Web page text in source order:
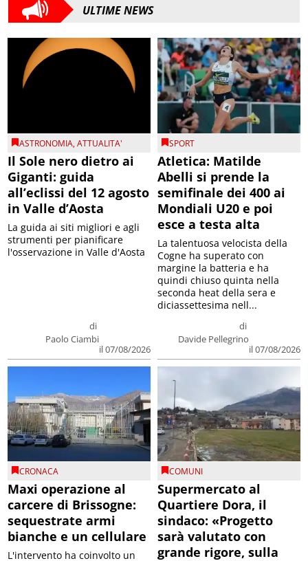
ULTIME NEWS
ASTRONOMIA,ATTUALITA'
Il Sole nero dietro ai
Giganti: guida
all’eclissi del 12 agosto
in Valle d’Aosta
di
Paolo Ciambi
il 07/08/2026
La guida ai siti migliori e agli
strumenti per pianificare
l'osservazione in Valle d'Aosta
SPORT
Atletica: Matilde
Abelli si prende la
semifinale dei 400 ai
Mondiali U20 e poi
esce a testa alta
di
Davide Pellegrino
il 07/08/2026
La talentuosa velocista della
Cogne ha superato con
margine la batteria e ha
quindi chiuso quinta nella
seconda heat della sera e
diciassettesima nell...
CRONACA
Maxi operazione al
carcere di Brissogne:
sequestrate armi
bianche e un cellulare
L'intervento ha coinvolto un
COMUNI
Supermercato al
Quartiere Dora, il
sindaco: «Progetto
sarà valutato con
grande rigore, sulla